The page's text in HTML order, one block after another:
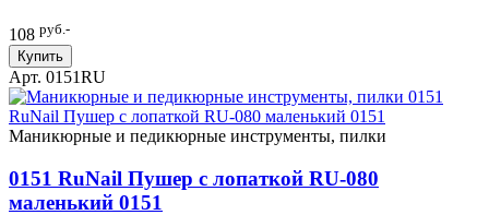
108 руб.-
Купить
Арт. 0151RU
Маникюрные и педикюрные инструменты, пилки
0151 RuNail Пушер с лопаткой RU-080
маленький 0151